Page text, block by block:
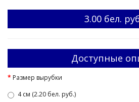
3.00 бел.
Доступные
Размер вырубки
4 см (2.20 бел. руб.)